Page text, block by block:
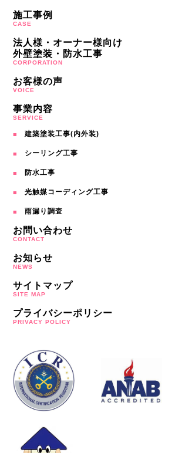
施工事例
CASE
法人様・オーナー様向け
外壁塗装・防水工事
CORPORATION
お客様の声
VOICE
事業内容
SERVICE
建築塗装工事(内外装)
シーリング工事
防水工事
光触媒コーディング工事
雨漏り調査
お問い合わせ
CONTACT
お知らせ
NEWS
サイトマップ
SITE MAP
プライバシーポリシー
PRIVACY POLICY